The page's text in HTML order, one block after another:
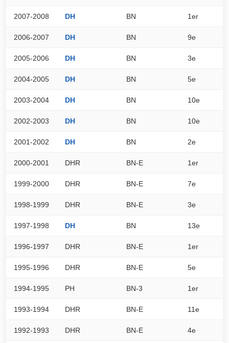
2007-2008 DH BN 1er
2006-2007 DH BN 9e
2005-2006 DH BN 3e
2004-2005 DH BN 5e
2003-2004 DH BN 10e
2002-2003 DH BN 10e
2001-2002 DH BN 2e
2000-2001 DHR BN-E 1er
1999-2000 DHR BN-E 7e
1998-1999 DHR BN-E 3e
1997-1998 DH BN 13e
1996-1997 DHR BN-E 1er
1995-1996 DHR BN-E 5e
1994-1995 PH BN-3 1er
1993-1994 DHR BN-E 11e
1992-1993 DHR BN-E 4e